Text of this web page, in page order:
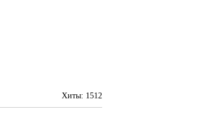
Хиты: 1512